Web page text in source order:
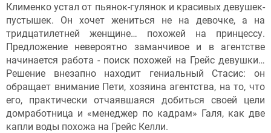
Клименко устал от пьянок-гулянок и красивых девушек-
пустышек. Он хочет жениться не на девочке, а на
тридцатилетней женщине… похожей на принцессу.
Предложение невероятно заманчивое и в агентстве
начинается работа - поиск похожей на Грейс девушки…
Решение внезапно находит гениальный Стасис: он
обращает внимание Пети, хозяина агентства, на то, что
его, практически отчаявшаяся добиться своей цели
домработница и «менеджер по кадрам» Галя, как две
капли воды похожа на Грейс Келли.